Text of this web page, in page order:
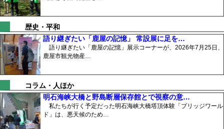
歴史・平和
語り継ぎたい「鹿屋の記憶」 常設展に足を…
語り継ぎたい「鹿屋の記憶」展示コーナーが、2026年7月25日、
鹿屋市観光物産…
コラム・人ほか
明石海峡大橋と野島断層保存館とで視察の意…
私たちが行く予定だった明石海峡大橋塔頂体験「ブリッジワール
ド」は、悪天候のため…